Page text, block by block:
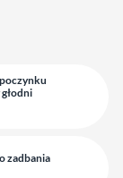
zadbania